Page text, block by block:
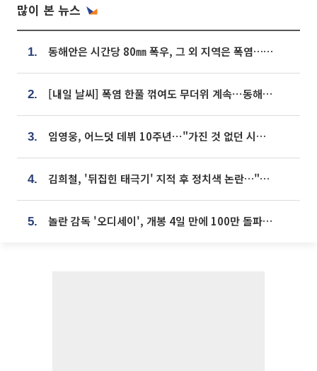
많이 본 뉴스
1. 동해안은 시간당 80㎜ 폭우, 그 외 지역은 폭염…‘극과 극 날씨’
2. [내일 날씨] 폭염 한풀 꺾여도 무더위 계속⋯동해안 이틀 연속 비
3. 임영웅, 어느덧 데뷔 10주년⋯"가진 것 없던 시절, 내 앞엔 20명의 팬뿐"
4. 김희철, '뒤집힌 태극기' 지적 후 정치색 논란…"좌우 떠나 우리나라 국기"
5. 놀란 감독 '오디세이', 개봉 4일 만에 100만 돌파⋯'왕사남' 보다 빠르다